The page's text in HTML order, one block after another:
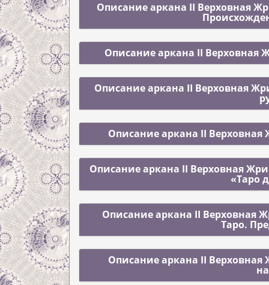
Описание аркана II Верховная
Описание аркана II Верховная
Описание аркана II Верховная
Описание аркана II Верховная
Описание аркана II Верховная
«Таро
Описание аркана II Верховная
Таро.
Описание аркана II Верховная